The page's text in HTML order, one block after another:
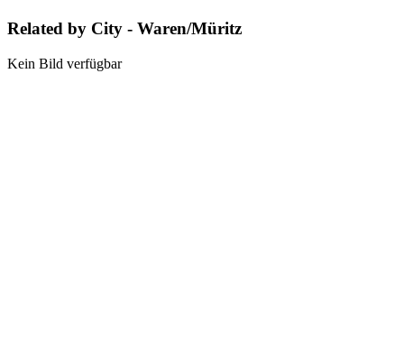
Related by City - Waren/Müritz
Kein Bild verfügbar